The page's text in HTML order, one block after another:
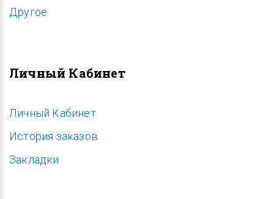
Другое
Личный Кабинет
Личный Кабинет
История заказов
Закладки